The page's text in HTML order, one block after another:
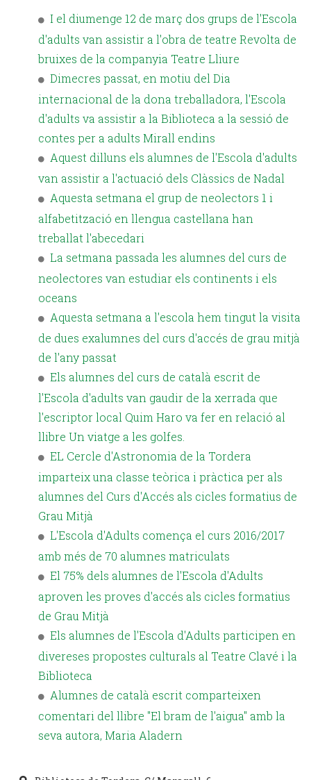
I el diumenge 12 de març dos grups de l'Escola
d'adults van assistir a l'obra de teatre Revolta de
bruixes de la companyia Teatre Lliure
Dimecres passat, en motiu del Dia
internacional de la dona treballadora, l'Escola
d'adults va assistir a la Biblioteca a la sessió de
contes per a adults Mirall endins
Aquest dilluns els alumnes de l'Escola d'adults
van assistir a l'actuació dels Clàssics de Nadal
Aquesta setmana el grup de neolectors 1 i
alfabetització en llengua castellana han
treballat l'abecedari
La setmana passada les alumnes del curs de
neolectores van estudiar els continents i els
oceans
Aquesta setmana a l'escola hem tingut la visita
de dues exalumnes del curs d'accés de grau mitjà
de l'any passat
Els alumnes del curs de català escrit de
l'Escola d'adults van gaudir de la xerrada que
l'escriptor local Quim Haro va fer en relació al
llibre Un viatge a les golfes.
EL Cercle d'Astronomia de la Tordera
imparteix una classe teòrica i pràctica per als
alumnes del Curs d'Accés als cicles formatius de
Grau Mitjà
L'Escola d'Adults comença el curs 2016/2017
amb més de 70 alumnes matriculats
El 75% dels alumnes de l'Escola d'Adults
aproven les proves d'accés als cicles formatius
de Grau Mitjà
Els alumnes de l'Escola d'Adults participen en
divereses propostes culturals al Teatre Clavé i la
Biblioteca
Alumnes de català escrit comparteixen
comentari del llibre "El bram de l'aigua" amb la
seva autora, Maria Aladern